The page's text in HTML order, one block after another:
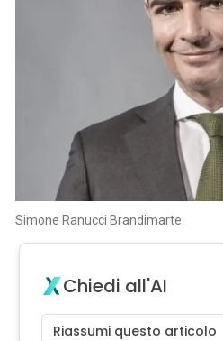
Simone Ranucci Brandimarte
Chiedi all'AI
Riassumi questo articolo